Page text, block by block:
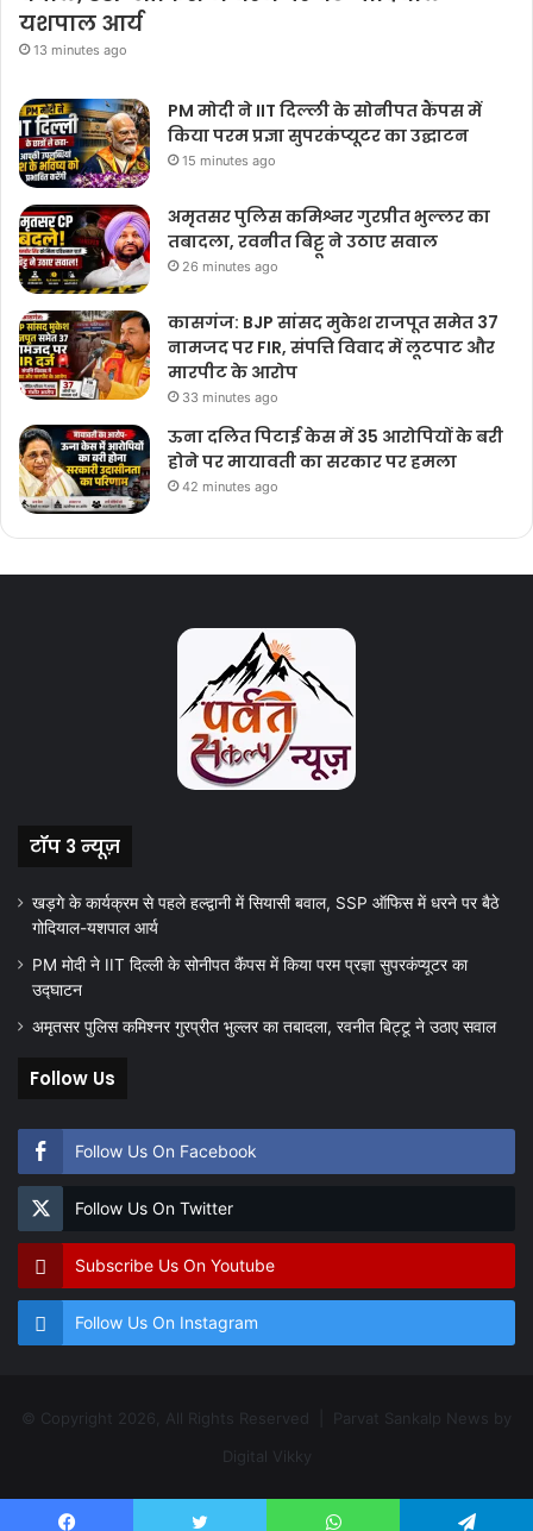
यशपाल आर्य
13 minutes ago
PM मोदी ने IIT दिल्ली के सोनीपत कैंपस में
किया परम प्रज्ञा सुपरकंप्यूटर का उद्घाटन
15 minutes ago
अमृतसर पुलिस कमिश्नर गुरप्रीत भुल्लर का
तबादला, रवनीत बिट्टू ने उठाए सवाल
26 minutes ago
कासगंज: BJP सांसद मुकेश राजपूत समेत 37
नामजद पर FIR, संपत्ति विवाद में लूटपाट और
मारपीट के आरोप
33 minutes ago
ऊना दलित पिटाई केस में 35 आरोपियों के बरी
होने पर मायावती का सरकार पर हमला
42 minutes ago
टॉप 3 न्यूज़
खड़गे के कार्यक्रम से पहले हल्द्वानी में सियासी बवाल, SSP ऑफिस में धरने पर बैठे
गोदियाल-यशपाल आर्य
PM मोदी ने IIT दिल्ली के सोनीपत कैंपस में किया परम प्रज्ञा सुपरकंप्यूटर का
उद्घाटन
अमृतसर पुलिस कमिश्नर गुरप्रीत भुल्लर का तबादला, रवनीत बिट्टू ने उठाए सवाल
Follow Us
Follow Us On Facebook
Follow Us On Twitter
Subscribe Us On Youtube
Follow Us On Instagram
© Copyright 2026, All Rights Reserved | Parvat Sankalp News by
Digital Vikky